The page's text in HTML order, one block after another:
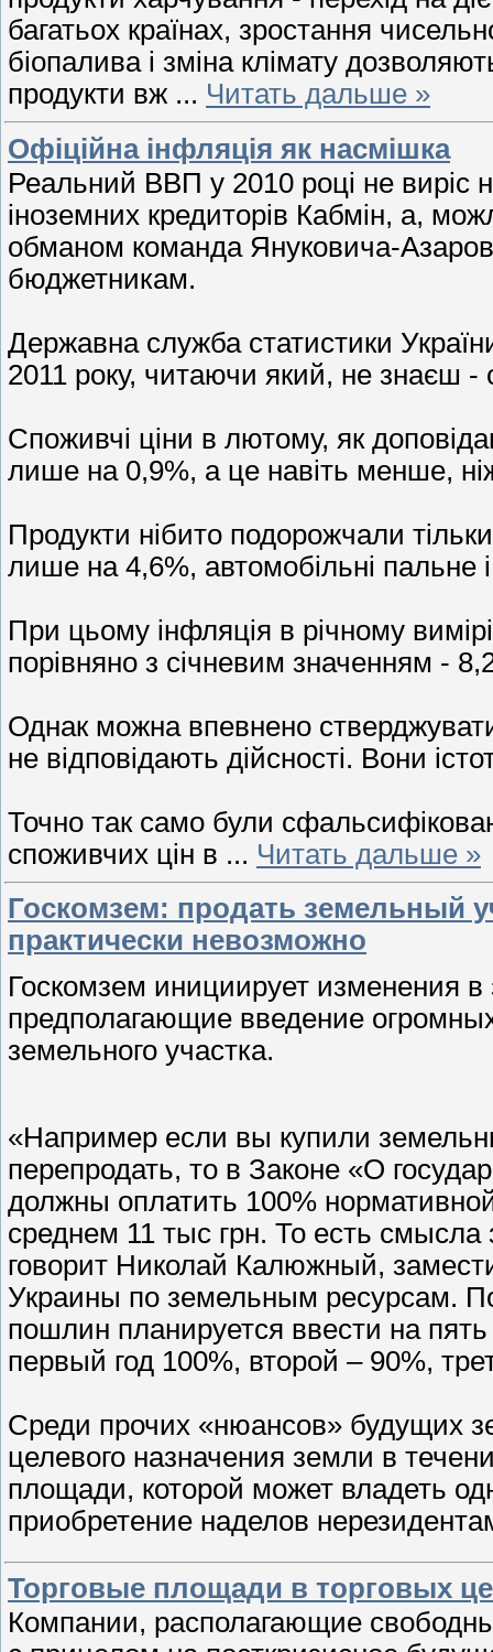
багатьох країнах, зростання
біопалива і зміна клімату
продукти вж ... Читать дальше »
Офіційна інфляція як насмішка
Реальний ВВП у 2010 році не виріс
іноземних кредиторів Кабмін, а,
обманом команда Януковича-
бюджетникам.
Державна служба статистики
2011 року, читаючи який, не знаєш -
Споживчі ціни в лютому, як
лише на 0,9%, а це навіть менше,
Продукти нібито подорожчали
лише на 4,6%, автомобільні пальне
При цьому інфляція в річному
порівняно з січневим значенням -
Однак можна впевнено
не відповідають дійсності. Вони
Точно так само були
споживчих цін в ... Читать дальше »
Госкомзем: продать земельный
практически невозможно
Госкомзем инициирует изменения
предполагающие введение
земельного участка.
«Например если вы купили
перепродать, то в Законе «О
должны оплатить 100%
среднем 11 тыс грн. То есть
говорит Николай Калюжный,
Украины по земельным ресурсам.
пошлин планируется ввести на
первый год 100%, второй – 90%,
Среди прочих «нюансов» будущих
целевого назначения земли в
площади, которой может владеть
приобретение наделов
Торговые площади в торговых
Компании, располагающие